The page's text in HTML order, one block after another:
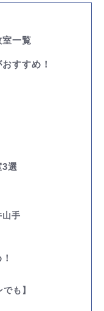
室一覧
すすめ！
選
手
も】